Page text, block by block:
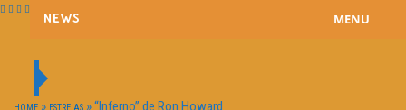
NEWS
PASSATEMPOS
MENU
HOME » ESTREIAS »“Inferno” de Ron Howard